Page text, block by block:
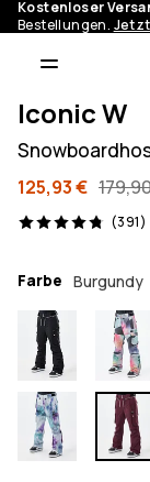
Kostenloser
Bestellungen.
Iconic W
125,93 €
(391)
391 Reviews, 4.8/
Farbe Burgundy